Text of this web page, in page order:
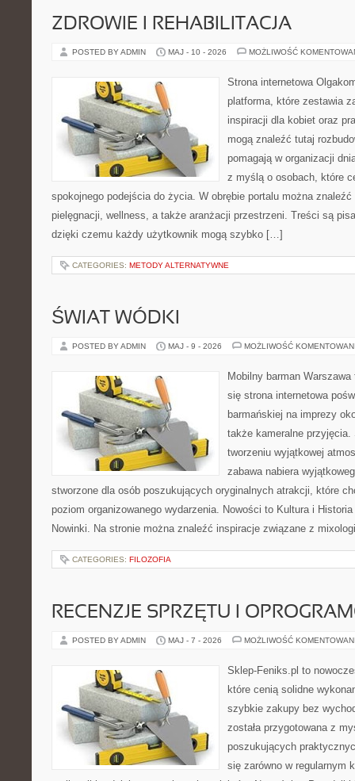
ZDROWIE I REHABILITACJA
POSTED BY ADMIN MAJ - 10 - 2026 MOŻLIWOŚĆ
Strona internetowa
platforma, które zestawia
inspiracji dla kobiet oraz
mogą znaleźć tutaj
pomagają w organizacji
z myślą o osobach, które
spokojnego podejścia do życia. W obrębie portalu można
pielęgnacji, wellness, a także aranżacji przestrzeni. Treści są
dzięki czemu każdy użytkownik mogą szybko […]
CATEGORIES: METODY ALTERNATYWNE
ŚWIAT WÓDKI
POSTED BY ADMIN MAJ - 9 - 2026 MOŻLIWOŚĆ
Mobilny barman
się strona internetowa
barmańskiej na imprezy
także kameralne
tworzeniu wyjątkowej
zabawa nabiera
stworzone dla osób poszukujących oryginalnych atrakcji, które
poziom organizowanego wydarzenia. Nowości to Kultura i
Nowinki. Na stronie można znaleźć inspiracje związane z
CATEGORIES: FILOZOFIA
RECENZJE SPRZĘTU I
POSTED BY ADMIN MAJ - 7 - 2026 MOŻLIWOŚĆ
Sklep-Feniks.pl to
które cenią solidne
szybkie zakupy bez
została przygotowana z
poszukujących
się zarówno w regularnym